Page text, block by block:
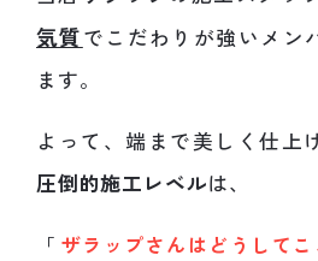
気質でこだわりが強いメン
ます。
よって、端まで美しく仕上
圧倒的施工レベルは、
「 ザラップさんはどうして